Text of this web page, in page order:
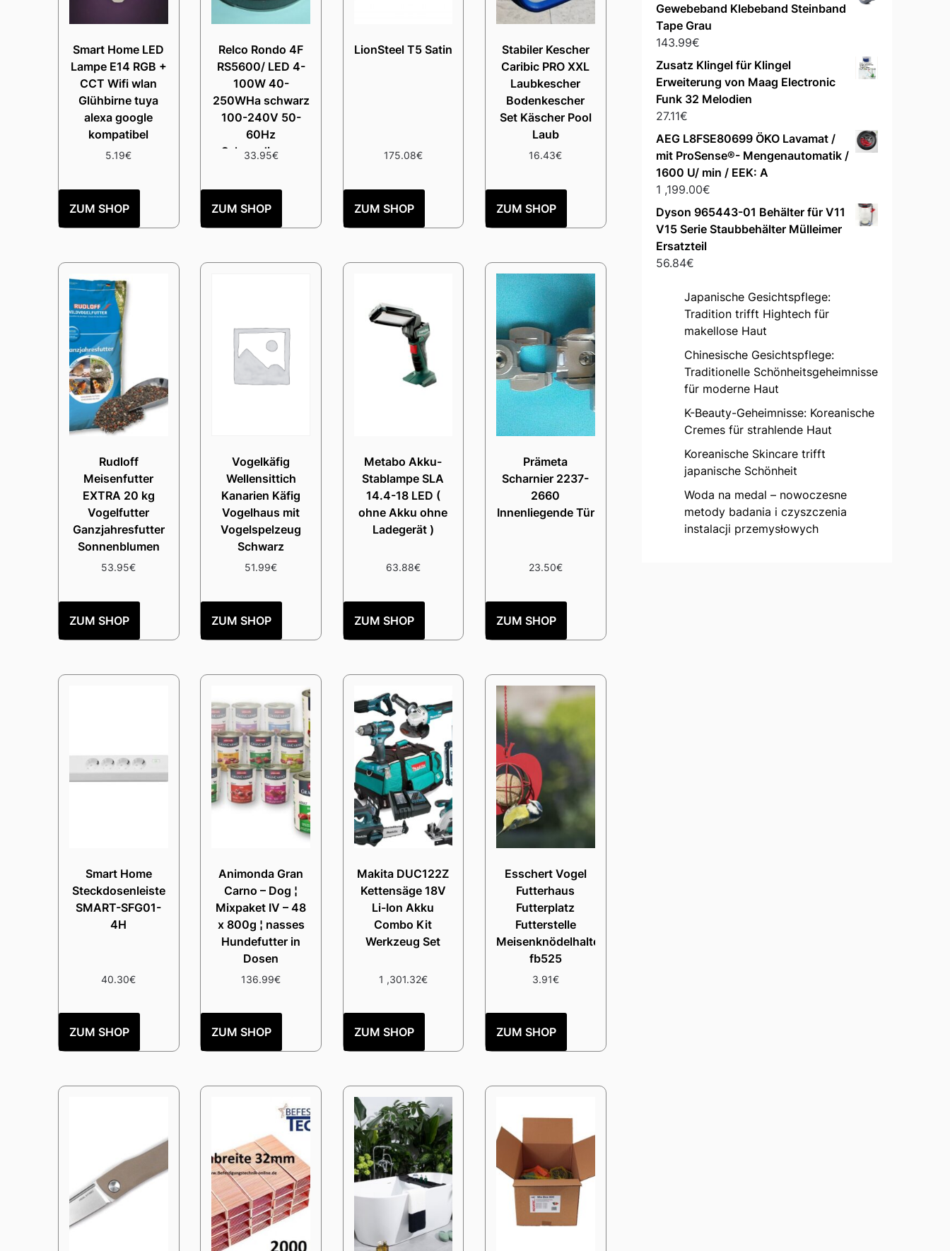
Smart Home LED
Lampe E14 RGB +
CCT Wifi wlan
Glühbirne tuya
alexa google
kompatibel
5.19€
ZUM SHOP
Relco Rondo 4F
RS5600/ LED 4-
100W 40-
250WHa schwarz
100-240V 50-
60Hz
Schnurdimmer
33.95€
ZUM SHOP
LionSteel T5 Satin
175.08€
ZUM SHOP
Stabiler Kescher
Caribic PRO XXL
Laubkescher
Bodenkescher
Set Käscher Pool
Laub
16.43€
ZUM SHOP
Rudloff
Meisenfutter
EXTRA 20 kg
Vogelfutter
Ganzjahresfutter
Sonnenblumen
53.95€
ZUM SHOP
Vogelkäfig
Wellensittich
Kanarien Käfig
Vogelhaus mit
Vogelspelzeug
Schwarz
51.99€
ZUM SHOP
Metabo Akku-
Stablampe SLA
14.4-18 LED (
ohne Akku ohne
Ladegerät )
63.88€
ZUM SHOP
Prämeta
Scharnier 2237-
2660
Innenliegende Tür
23.50€
ZUM SHOP
Smart Home
Steckdosenleiste
SMART-SFG01-
4H
40.30€
ZUM SHOP
Animonda Gran
Carno – Dog ¦
Mixpaket IV – 48
x 800g ¦ nasses
Hundefutter in
Dosen
136.99€
ZUM SHOP
Makita DUC122Z
Kettensäge 18V
Li-Ion Akku
Combo Kit
Werkzeug Set
1 ,301.32€
ZUM SHOP
Esschert Vogel
Futterhaus
Futterplatz
Futterstelle
Meisenknödelhalter
fb525
3.91€
ZUM SHOP
Gewebeband Klebeband Steinband
Tape Grau
143.99€
Zusatz Klingel für Klingel
Erweiterung von Maag Electronic
Funk 32 Melodien
27.11€
AEG L8FSE80699 ÖKO Lavamat /
mit ProSense®- Mengenautomatik /
1600 U/ min / EEK: A
1 ,199.00€
Dyson 965443-01 Behälter für V11
V15 Serie Staubbehälter Mülleimer
Ersatzteil
56.84€
Japanische Gesichtspflege:
Tradition trifft Hightech für
makellose Haut
Chinesische Gesichtspflege:
Traditionelle Schönheitsgeheimnisse
für moderne Haut
K-Beauty-Geheimnisse: Koreanische
Cremes für strahlende Haut
Koreanische Skincare trifft
japanische Schönheit
Woda na medal – nowoczesne
metody badania i czyszczenia
instalacji przemysłowych